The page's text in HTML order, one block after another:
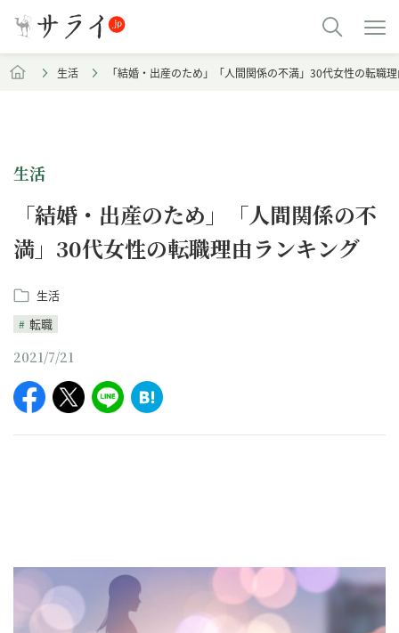
生活 「結婚・出産のため」「人間関係の不満」30代女性の転職
生活
「結婚・出産のため」「人間関係の不
満」30代女性の転職理由ランキング
生活
転職
2021/7/21